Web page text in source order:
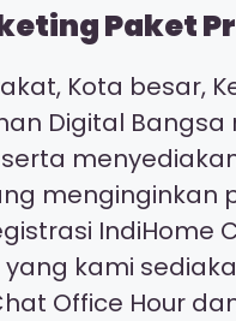
Paket
Kota besar,
Digital Bangsa
menginginkan
kami
Office Hour